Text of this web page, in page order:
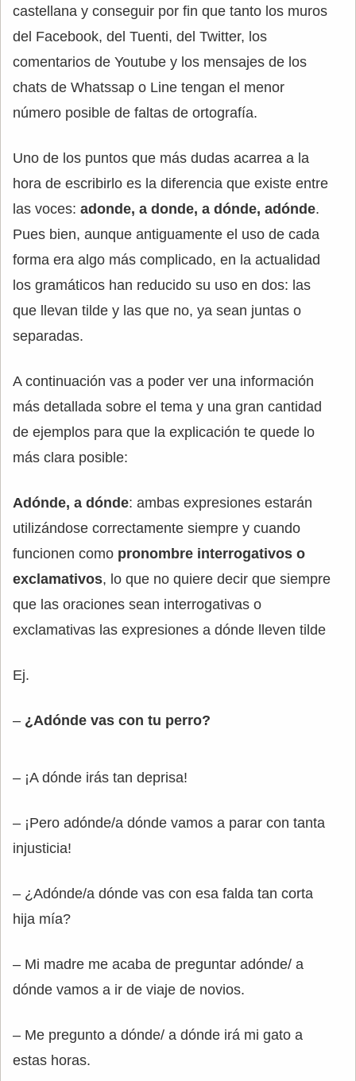
castellana y conseguir por fin que tanto los muros
del Facebook, del Tuenti, del Twitter, los
comentarios de Youtube y los mensajes de los
chats de Whatssap o Line tengan el menor
número posible de faltas de ortografía.
Uno de los puntos que más dudas acarrea a la
hora de escribirlo es la diferencia que existe entre
las voces: adonde, a donde, a dónde, adónde.
Pues bien, aunque antiguamente el uso de cada
forma era algo más complicado, en la actualidad
los gramáticos han reducido su uso en dos: las
que llevan tilde y las que no, ya sean juntas o
separadas.
A continuación vas a poder ver una información
más detallada sobre el tema y una gran cantidad
de ejemplos para que la explicación te quede lo
más clara posible:
Adónde, a dónde: ambas expresiones estarán
utilizándose correctamente siempre y cuando
funcionen como pronombre interrogativos o
exclamativos, lo que no quiere decir que siempre
que las oraciones sean interrogativas o
exclamativas las expresiones a dónde lleven tilde
Ej.
– ¿Adónde vas con tu perro?
– ¡A dónde irás tan deprisa!
– ¡Pero adónde/a dónde vamos a parar con tanta
injusticia!
– ¿Adónde/a dónde vas con esa falda tan corta
hija mía?
– Mi madre me acaba de preguntar adónde/ a
dónde vamos a ir de viaje de novios.
– Me pregunto a dónde/ a dónde irá mi gato a
estas horas.